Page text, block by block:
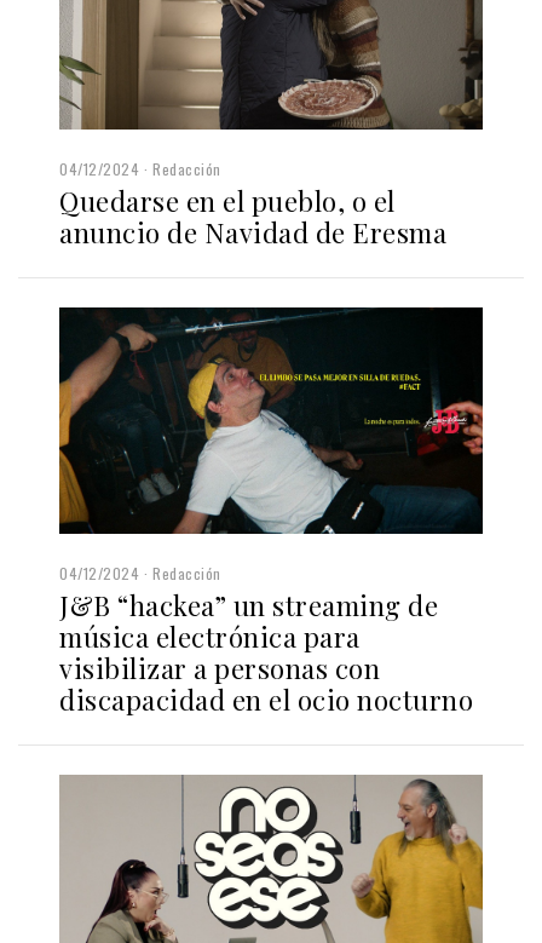
04/12/2024 Redacción
Quedarse en el pueblo, o el
anuncio de Navidad de Eresma
04/12/2024 Redacción
J&B “hackea” un streaming de
música electrónica para
visibilizar a personas con
discapacidad en el ocio nocturno